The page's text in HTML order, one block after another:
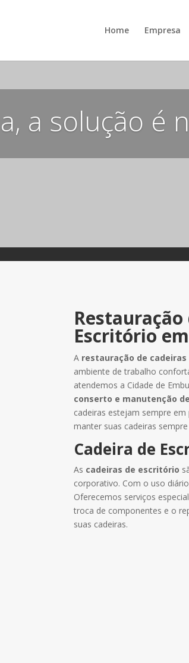
Home Empresa
a solução é
Escritório
A restauração de
ambiente de trabalho
atendemos a Cidade de
conserto e manutenção
cadeiras estejam sempre
manter suas cadeiras
Cadeira de
As cadeiras de escritório
corporativo. Com o uso
Oferecemos serviços
troca de componentes e o
suas cadeiras.